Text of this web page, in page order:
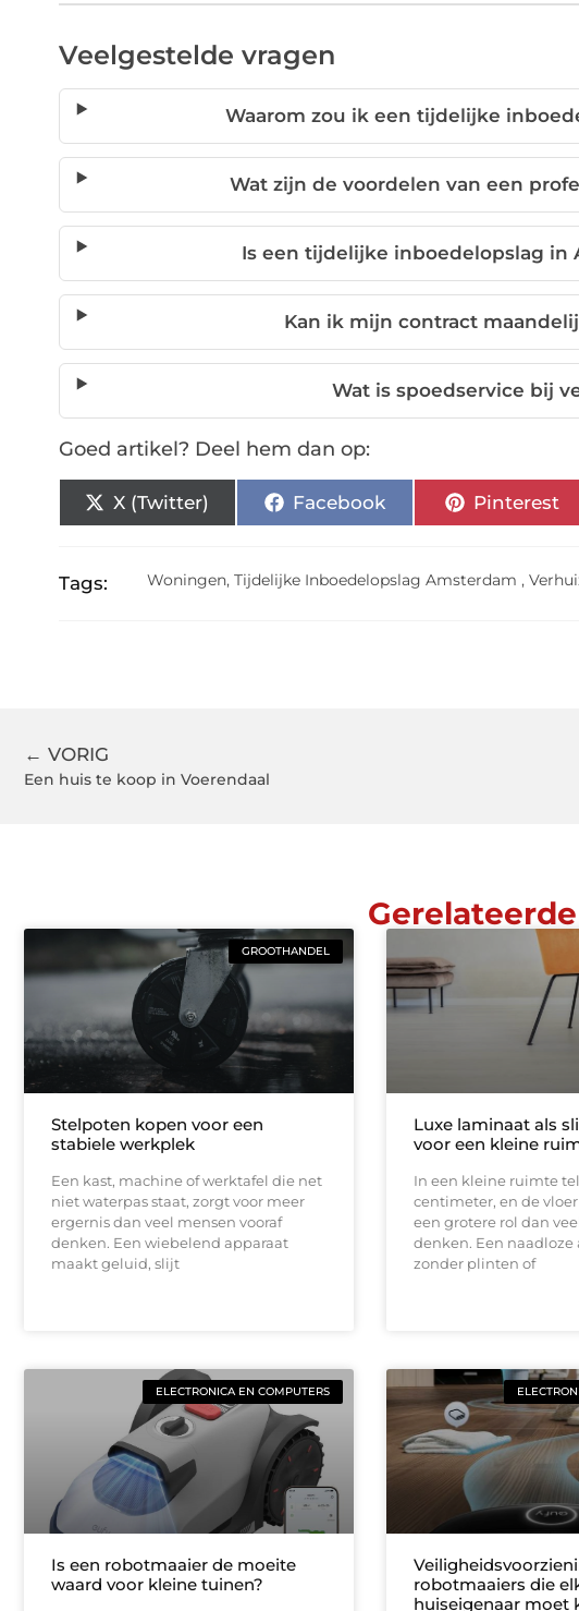
Veelgestelde vragen
Waarom zou ik een tijdelijke
Wat zijn de voordelen van een
Is een tijdelijke inboedelopslag in
Kan ik mijn contract
Wat is spoedservice bij
Goed artikel? Deel hem dan op:
X (Twitter) Facebook Pinterest
Tags: Woningen,Tijdelijke Inboedelopslag Amsterdam ,
← VORIG
Een huis te koop in Voerendaal
GROOTHANDEL
Stelpoten kopen voor een
stabiele werkplek
Een kast, machine of werktafel die net
niet waterpas staat, zorgt voor meer
ergernis dan veel mensen vooraf
denken. Een wiebelend apparaat
maakt geluid, slijt
Luxe laminaat als
voor een kleine
In een kleine ruimte
centimeter, en de
een grotere rol dan
denken. Een naadloze
zonder plinten of
ELECTRONICA EN COMPUTERS
Is een robotmaaier de moeite
waard voor kleine tuinen?
robotmaaiers die
huiseigenaar moet